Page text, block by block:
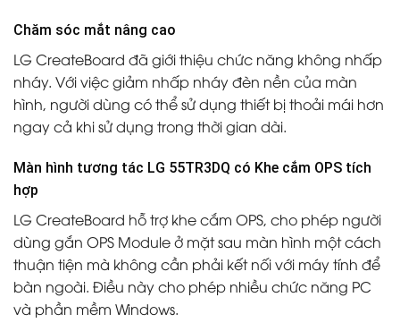
Chăm sóc mắt nâng cao
LG CreateBoard đã giới thiệu chức năng không nhấp
nháy. Với việc giảm nhấp nháy đèn nền của màn
hình, người dùng có thể sử dụng thiết bị thoải mái hơn
ngay cả khi sử dụng trong thời gian dài.
Màn hình tương tác LG 55TR3DQ có Khe cắm OPS tích
hợp
LG CreateBoard hỗ trợ khe cắm OPS, cho phép người
dùng gắn OPS Module ở mặt sau màn hình một cách
thuận tiện mà không cần phải kết nối với máy tính để
bàn ngoài. Điều này cho phép nhiều chức năng PC
và phần mềm Windows.